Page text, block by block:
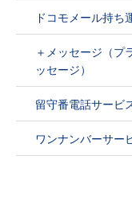
ドコモメール持ち
＋メッセージ（プ
ッセージ）
留守番電話サービ
ワンナンバーサー